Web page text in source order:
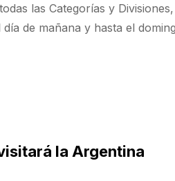
las Categorías y
de mañana y hasta el
la Argentina